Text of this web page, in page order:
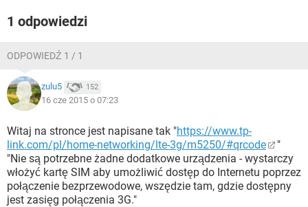
1 odpowiedzi
ODPOWIEDŹ 1 / 1
zulu5 152
16 cze 2015 o 07:23
Witaj na stronce jest napisane tak "https://www.tp-
link.com/pl/home-networking/lte-3g/m5250/#qrcode
"
"Nie są potrzebne żadne dodatkowe urządzenia - wystarczy
włożyć kartę SIM aby umożliwić dostęp do Internetu poprzez
połączenie bezprzewodowe, wszędzie tam, gdzie dostępny
jest zasięg połączenia 3G."